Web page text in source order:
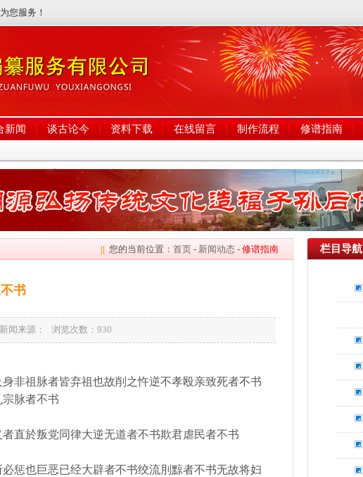
您服务！
新闻 谈古论今 资料下载 在线留言 制作流程 修谱指南
|| 您的当前位置： 首页- 新闻动态- 修谱指南
书
闻来源： 浏览次数： 930
非祖脉者皆弃祖也故削之忤逆不孝殴亲致死者不书
脉者不书
直於叛党同律大逆无道者不书欺君虐民者不书
惩也巨恶已经大辟者不书绞流刖黥者不书无故将妇
栏目导航